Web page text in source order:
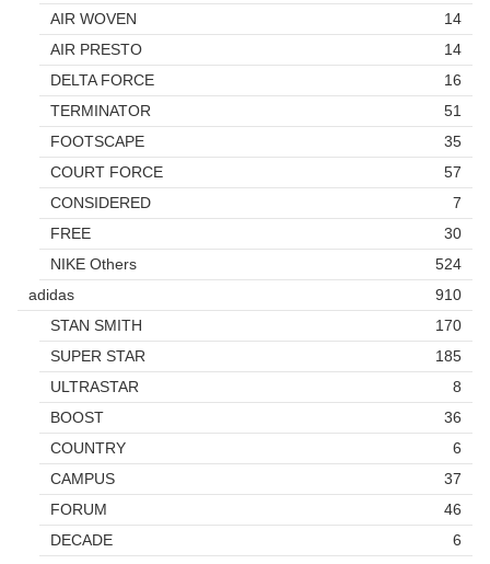
AIR WOVEN
14
AIR PRESTO
14
DELTA FORCE
16
TERMINATOR
51
FOOTSCAPE
35
COURT FORCE
57
CONSIDERED
7
FREE
30
NIKE Others
524
adidas
910
STAN SMITH
170
SUPER STAR
185
ULTRASTAR
8
BOOST
36
COUNTRY
6
CAMPUS
37
FORUM
46
DECADE
6